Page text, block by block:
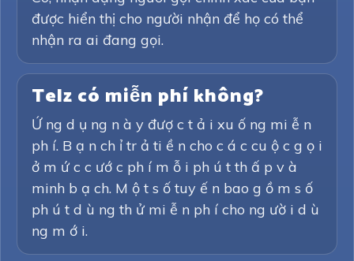
được hiển thị cho người nhận để họ có thể
nhận ra ai đang gọi.
Telz có miễn phí không?
Ứ ng d ụ ng n à y đượ c t ả i xu ố ng mi ễ n
ph í. B ạ n ch ỉ tr ả ti ề n cho c á c cu ộ c g ọ i
ở m ứ c c ướ c ph í m ỗ i ph ú t th ấ p v à
minh b ạ ch. M ộ t s ố tuy ế n bao g ồ m s ố
ph ú t d ù ng th ử mi ễ n ph í cho ng ườ i d ù
ng m ớ i.